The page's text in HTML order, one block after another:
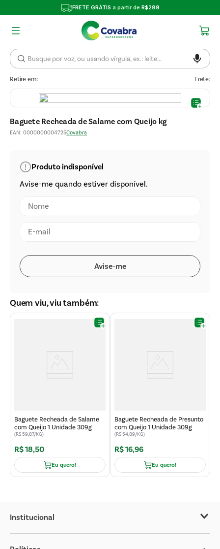
FRETE GRÁTIS a partir de R$299
Retire em: Frete:
Baguete Recheada de Salame com Queijo kg
EAN: 0000000004725Covabra
Quem viu, viu também:
Baguete Recheada de Salame
com Queijo 1 Unidade 309g
(R$ 59,87/KG)
R$18,50
Eu quero!
Baguete Recheada de Presunto
com Queijo 1 Unidade 309g
(R$ 54,89/KG)
R$16,96
Eu quero!
Institucional
Sobre o Covabra